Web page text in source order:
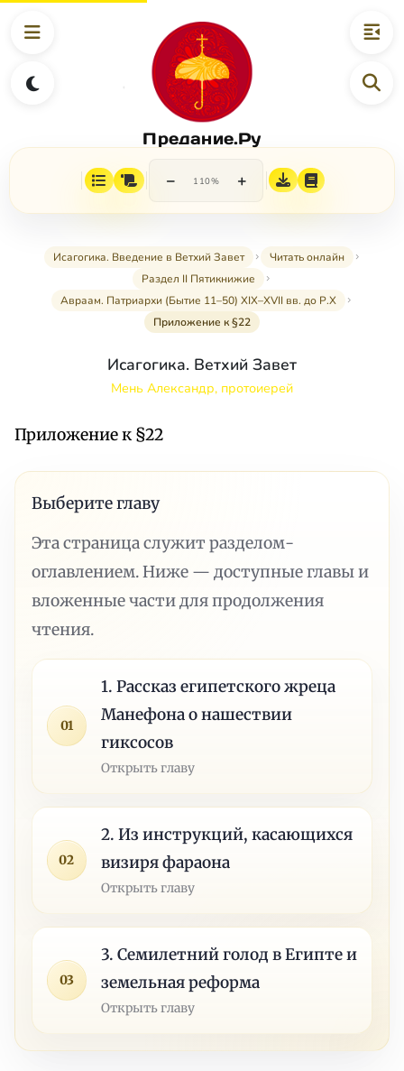
Предание.Ру
− 110% +
Исагогика. Введение в Ветхий Завет
Читать онлайн
Раздел II Пятикнижие
Авраам. Патриархи (Бытие 11–50) XIX–XVII вв. до Р.Х
Приложение к §22
Исагогика. Ветхий Завет
Мень Александр, протоиерей
Приложение к §22
Выберите главу
Эта страница служит разделом-
оглавлением. Ниже — доступные главы и
вложенные части для продолжения
чтения.
01
1. Рассказ египетского жреца
Манефона о нашествии
гиксосов
Открыть главу
02
2. Из инструкций, касающихся
визиря фараона
Открыть главу
03
3. Семилетний голод в Египте и
земельная реформа
Открыть главу